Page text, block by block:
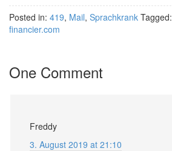
Posted in: 419, Mail, Sprachkrank Tagged:
financier.com
One Comment
Freddy
3. August 2019 at 21:10